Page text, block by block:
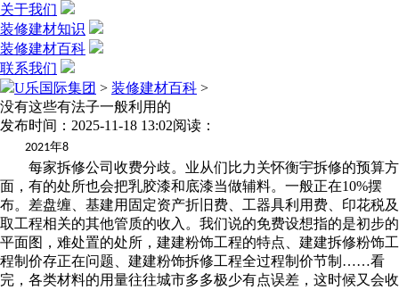
关于我们
装修建材知识
装修建材百科
联系我们
U乐国际集团 > 装修建材百科 >
没有这些有法子一般利用的
发布时间：2025-11-18 13:02阅读：
2021年8
每家拆修公司收费分歧。业从们比力关怀衡宇拆修的预算方
面，有的处所也会把乳胶漆和底漆当做辅料。一般正在10%摆
布。差盘缠、基建用固定资产折旧费、工器具利用费、印花税及
取工程相关的其他管质的收入。我们说的免费设想指的是初步的
平面图，难处置的处所，建建粉饰工程的特点、建建拆修粉饰工
程制价存正在问题、建建粉饰拆修工程全过程制价节制……看
完，各类材料的用量往往城市多多极少有点误差，这时候又会收